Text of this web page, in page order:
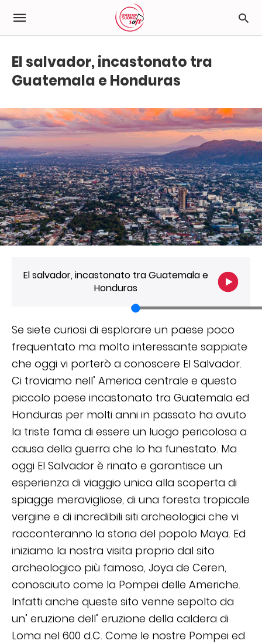
El salvador, incastonato tra
Guatemala e Honduras
El salvador, incastonato tra Guatemala e
Honduras
Se siete curiosi di esplorare un paese poco
frequentato ma molto interessante sappiate
che oggi vi porterò a conoscere El Salvador.
Ci troviamo nell’ America centrale e questo
piccolo paese incastonato tra Guatemala ed
Honduras per molti anni in passato ha avuto
la triste fama di essere un luogo pericolosa a
causa della guerra che lo ha funestato. Ma
oggi El Salvador è rinato e garantisce un
esperienza di viaggio unica alla scoperta di
spiagge meravigliose, di una foresta tropicale
vergine e di incredibili siti archeologici che vi
racconteranno la storia del popolo Maya. Ed
iniziamo la nostra visita proprio dal sito
archeologico più famoso, Joya de Ceren,
conosciuto come la Pompei delle Americhe.
Infatti anche queste sito venne sepolto da
un’ eruzione dell’ eruzione della caldera di
Loma nel 600 d.C. Come le nostre Pompei ed